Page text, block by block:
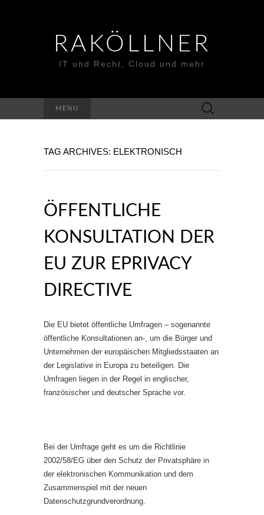
RAKÖLLNER
IT und Recht, Cloud und mehr
MENU
Suchen
nach:
TAG ARCHIVES: ELEKTRONISCH
ÖFFENTLICHE
KONSULTATION DER
EU ZUR EPRIVACY
DIRECTIVE
Die EU bietet öffentliche Umfragen – sogenannte
öffentliche Konsultationen an-, um die Bürger und
Unternehmen der europäischen Mitgliedsstaaten an
der Legislative in Europa zu beteiligen. Die
Umfragen liegen in der Regel in englischer,
französischer und deutscher Sprache vor.
Bei der Umfrage geht es um die Richtlinie
2002/58/EG über den Schutz der Privatsphäre in
der elektronischen Kommunikation und dem
Zusammenspiel mit der neuen
Datenschutzgrundverordnung.